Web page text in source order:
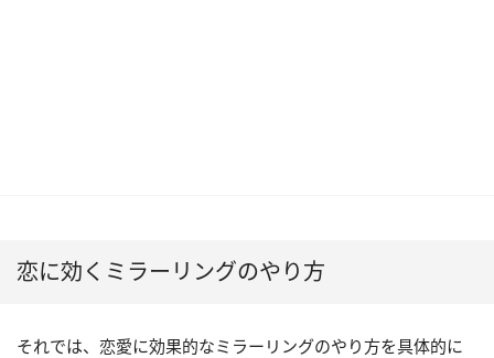
恋に効くミラーリングのやり方
それでは、恋愛に効果的なミラーリングのやり方を具体的に